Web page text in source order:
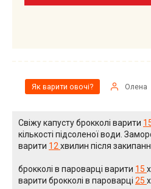
Як варити овочі? Олена
Свіжу капусту брокколі варити
кількості підсоленої води.
варити 12 хвилин після
брокколі в пароварці варити 15
варити брокколі в пароварці 25